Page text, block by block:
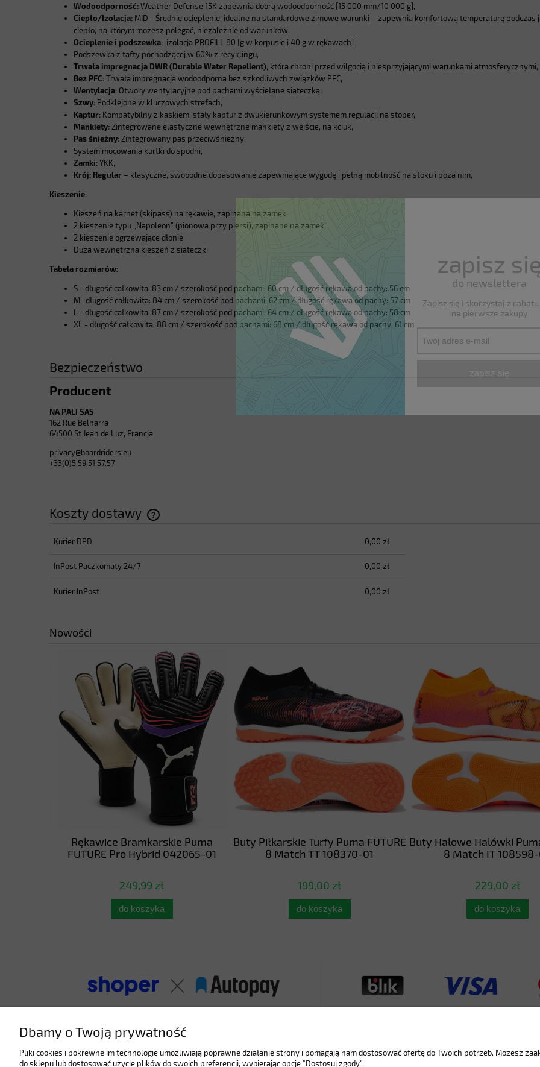
Wodoodporność: Weather Defense 15K zapewnia dobrą wodoodporność [15 000 mm/10 000 g],
Ciepło/Izolacja: MID - Średnie ocieplenie, idealne na standardowe zimowe warunki – zapewnia komfortową temperaturę podczas
ciepło, na którym możesz polegać, niezależnie od warunków,
Ocieplenie i podszewka: izolacja PROFILL 80 [g w korpusie i 40 g w rękawach]
Podszewka z tafty pochodzącej w 60% z recyklingu,
Trwała impregnacja DWR (Durable Water Repellent), która chroni przed wilgocią i niesprzyjającymi warunkami atmosferycznymi,
Bez PFC: Trwała impregnacja wodoodporna bez szkodliwych związków PFC,
Wentylacja: Otwory wentylacyjne pod pachami wyściełane siateczką,
Szwy: Podklejone w kluczowych strefach,
Kaptur: Kompatybilny z kaskiem, stały kaptur z dwukierunkowym systemem regulacji na stoper,
Mankiety: Zintegrowane elastyczne wewnętrzne mankiety z wejście, na kciuk,
Pas śnieżny: Zintegrowany pas przeciwśnieżny,
System mocowania kurtki do spodni,
Zamki: YKK,
Krój: Regular – klasyczne, swobodne dopasowanie zapewniające wygodę i pełną mobilność na stoku i poza nim,
Kieszenie:
Kieszeń na karnet (skipass) na rękawie, zapinana na zamek
2 kieszenie typu „Napoleon” (pionowa przy piersi), zapinane na zamek
2 kieszenie ogrzewające dłonie
Duża wewnętrzna kieszeń z siateczki
Tabela rozmiarów:
S - długość całkowita: 83 cm / szerokość pod pachami: 60 cm / długość rękawa od pachy: 56 cm
M -długość całkowita: 84 cm / szerokość pod pachami: 62 cm / długość rękawa od pachy: 57 cm
L - długość całkowita: 87 cm / szerokość pod pachami: 64 cm / długość rękawa od pachy: 58 cm
XL - długość całkowita: 88 cm / szerokość pod pachami: 68 cm / długość rękawa od pachy: 61 cm
Bezpieczeństwo
Producent
NA PALI SAS
162 Rue Belharra
64500 St Jean de Luz, Francja
privacy@boardriders.eu
+33(0)5.59.51.57.57
Koszty dostawy
Kurier DPD 0,00 zł
InPost Paczkomaty 24/7 0,00 zł
Kurier InPost 0,00 zł
Nowości
Rękawice Bramkarskie Puma
FUTURE Pro Hybrid 042065-01
249,99 zł
do koszyka
Buty Piłkarskie Turfy Puma FUTURE
8 Match TT 108370-01
199,00 zł
do koszyka
Buty Halowe Halówki
8 Match IT 108598-
229,00 zł
do koszyka
zapisz się
do newslettera
Zapisz się i skorzystaj z
na pierwsze zakupy
Dbamy o Twoją prywatność
Pliki cookies i pokrewne im technologie umożliwiają poprawne działanie strony i pomagają nam dostosować ofertę do Twoich potrzeb. Możesz
do sklepu lub dostosować użycie plików do swoich preferencji, wybierając opcję "Dostosuj zgody".